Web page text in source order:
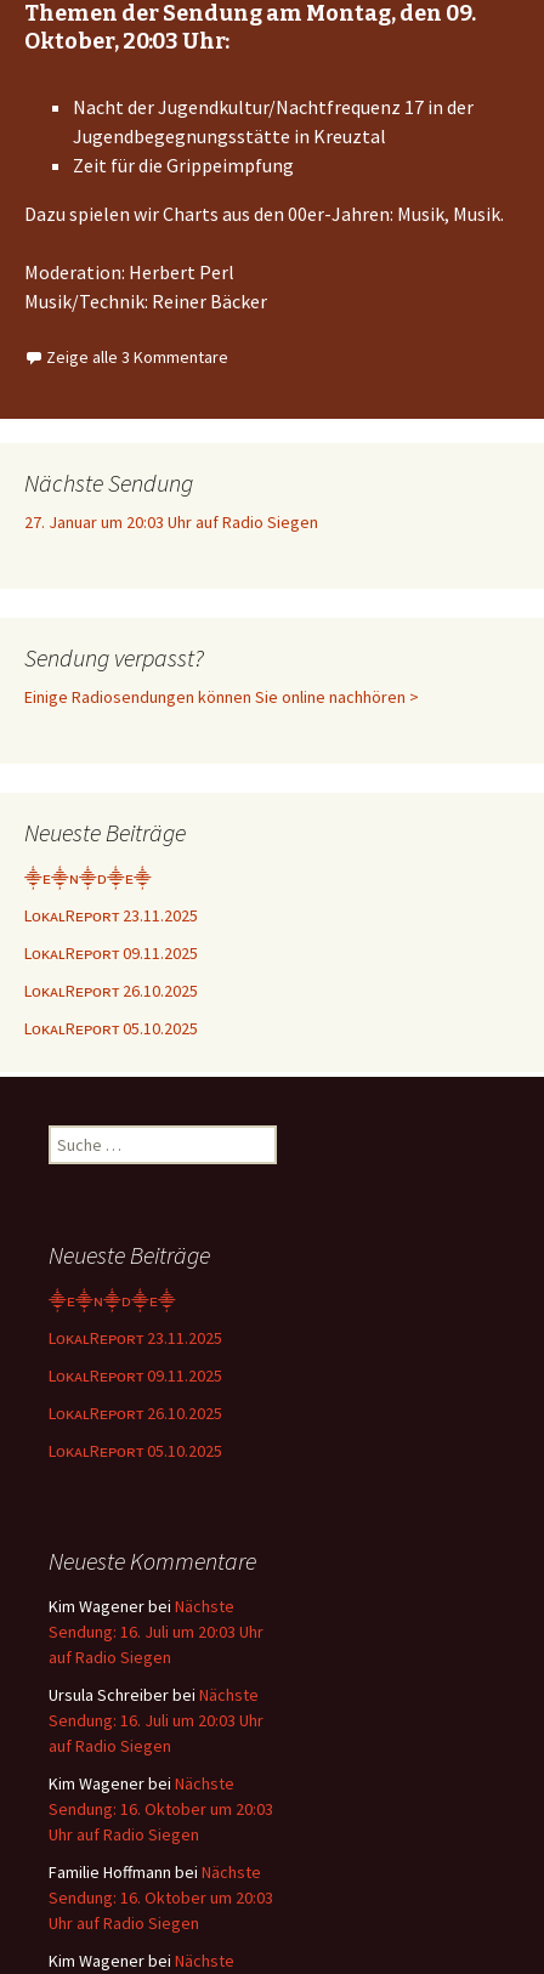
Themen der Sendung am Montag, den 09.
Oktober, 20:03 Uhr:
Nacht der Jugendkultur/Nachtfrequenz 17 in der
Jugendbegegnungsstätte in Kreuztal
Zeit für die Grippeimpfung
Dazu spielen wir Charts aus den 00er-Jahren: Musik, Musik.
Moderation: Herbert Perl
Musik/Technik: Reiner Bäcker
Zeige alle 3 Kommentare
Nächste Sendung
27. Januar um 20:03 Uhr auf Radio Siegen
Sendung verpasst?
Einige Radiosendungen können Sie online nachhören >
Neueste Beiträge
⸎ᴇ⸎ɴ⸎ᴅ⸎ᴇ⸎
LᴏᴋᴀʟRᴇᴘᴏʀᴛ 23.11.2025
LᴏᴋᴀʟRᴇᴘᴏʀᴛ 09.11.2025
LᴏᴋᴀʟRᴇᴘᴏʀᴛ 26.10.2025
LᴏᴋᴀʟRᴇᴘᴏʀᴛ 05.10.2025
Suche
nach:
Neueste Beiträge
⸎ᴇ⸎ɴ⸎ᴅ⸎ᴇ⸎
LᴏᴋᴀʟRᴇᴘᴏʀᴛ 23.11.2025
LᴏᴋᴀʟRᴇᴘᴏʀᴛ 09.11.2025
LᴏᴋᴀʟRᴇᴘᴏʀᴛ 26.10.2025
LᴏᴋᴀʟRᴇᴘᴏʀᴛ 05.10.2025
Neueste Kommentare
Kim Wagenerbei Nächste
Sendung: 16. Juli um 20:03 Uhr
auf Radio Siegen
Ursula Schreiberbei Nächste
Sendung: 16. Juli um 20:03 Uhr
auf Radio Siegen
Kim Wagenerbei Nächste
Sendung: 16. Oktober um 20:03
Uhr auf Radio Siegen
Familie Hoffmann bei Nächste
Sendung: 16. Oktober um 20:03
Uhr auf Radio Siegen
Kim Wagenerbei Nächste